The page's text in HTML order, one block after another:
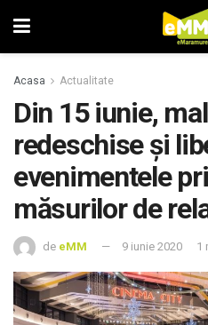
Acasa Actualitate
Din 15 iunie,
redeschise și
evenimentele
măsurilor de
de eMM 9 iunie 2020 1